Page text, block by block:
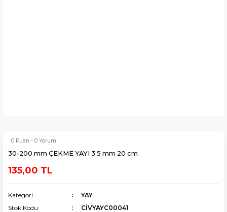
0 Puan - 0 Yorum
30-200 mm ÇEKME YAYI 3.5 mm 20 cm
135,00 TL
Kategori
YAY
Stok Kodu
CİVYAYC00041